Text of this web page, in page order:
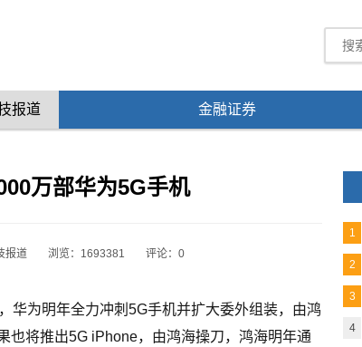
报道 金融证券
万部华为5G手机
报道 浏览：1693381 评论：0
华为明年全力冲刺5G手机并扩大委外组装，由鸿
也将推出5G iPhone，由鸿海操刀，鸿海明年通
1
2
3
4